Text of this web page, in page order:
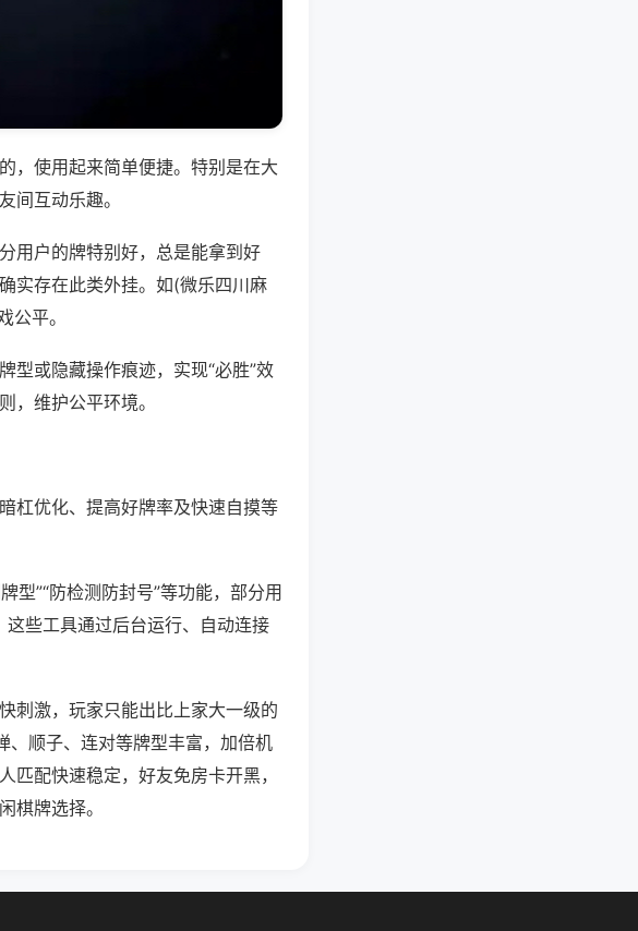
，使用起来简单便捷。特别是在大
间互动乐趣。
用户的牌特别好，总是能拿到好
实存在此类外挂。如(微乐四川麻
平。
型或隐藏操作痕迹，实现“必胜”效
，维护公平环境。
杠优化、提高好牌率及快速自摸等
型”“防检测防封号”等功能，部分用
这些工具通过后台运行、自动连接
刺激，玩家只能出比上家大一级的
顺子、连对等牌型丰富，加倍机
配快速稳定，好友免房卡开黑，
棋牌选择。